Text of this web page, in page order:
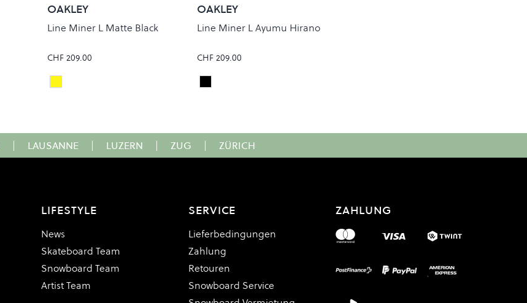
OAKLEY
Line Miner L Matte Black
CHF 209.00
Colour
Prizm 24K
OAKLEY
Line Miner L Ayumu Hirano
CHF 209.00
Colour
Prizm Snow Black
| LAUSANNE | LUZERN | ZUG | ZÜRICH
LIFESTYLE
News
Skateboard Team
Snowboard Team
Artist Team
SERVICE
Lieferbedingungen
Zahlung
Retouren
Snowboard Service
ZAHLUNG